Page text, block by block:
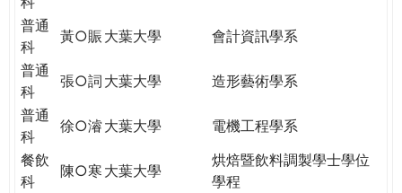
普通
科
黃○賑 大葉大學
會計資訊學系
普通
科
張○詞 大葉大學
造形藝術學系
普通
科
徐○濬大葉大學
電機工程學系
餐飲
科
陳○寒 大葉大學
烘焙暨飲料調製學士學位
學程